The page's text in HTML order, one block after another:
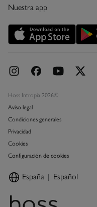
Tarjeta abono
Concursos y sorteos
Nuestra app
Hoss Intropia 2026©
Aviso legal
Condiciones generales
Privacidad
Cookies
Configuración de cookies
España Español